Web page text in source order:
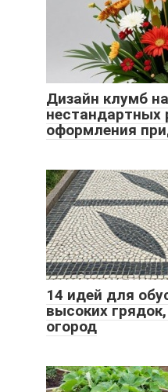
Дизайн клумб
нестандартных
оформления
14 идей для
высоких
огород